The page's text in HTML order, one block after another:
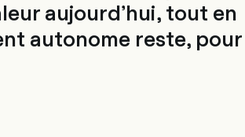
aujourd’hui, tout en
autonome reste, pour